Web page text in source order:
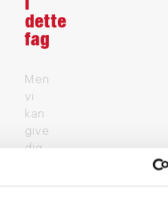
i
dette
fag
Men
vi
kan
give
dig